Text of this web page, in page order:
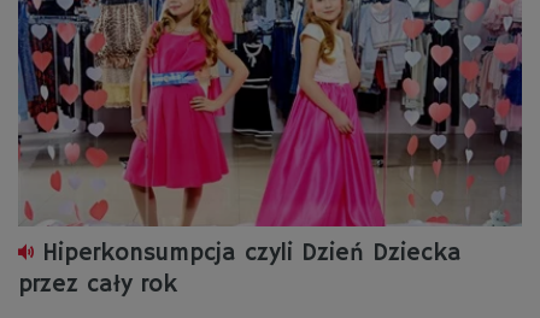
Hiperkonsumpcja czyli Dzień Dziecka
przez cały rok